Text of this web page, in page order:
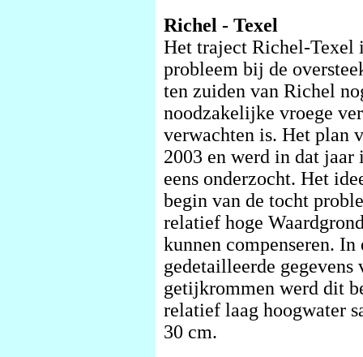
Richel - Texel
Het traject Richel-Texel
probleem bij de
ten zuiden van Richel
noodzakelijke vroege
verwachten is. Het plan
2003 en werd in dat
eens onderzocht. Het
begin van de tocht
relatief hoge
kunnen compenseren.
gedetailleerde gegevens
getijkrommen werd dit
relatief laag hoogwater
30 cm.